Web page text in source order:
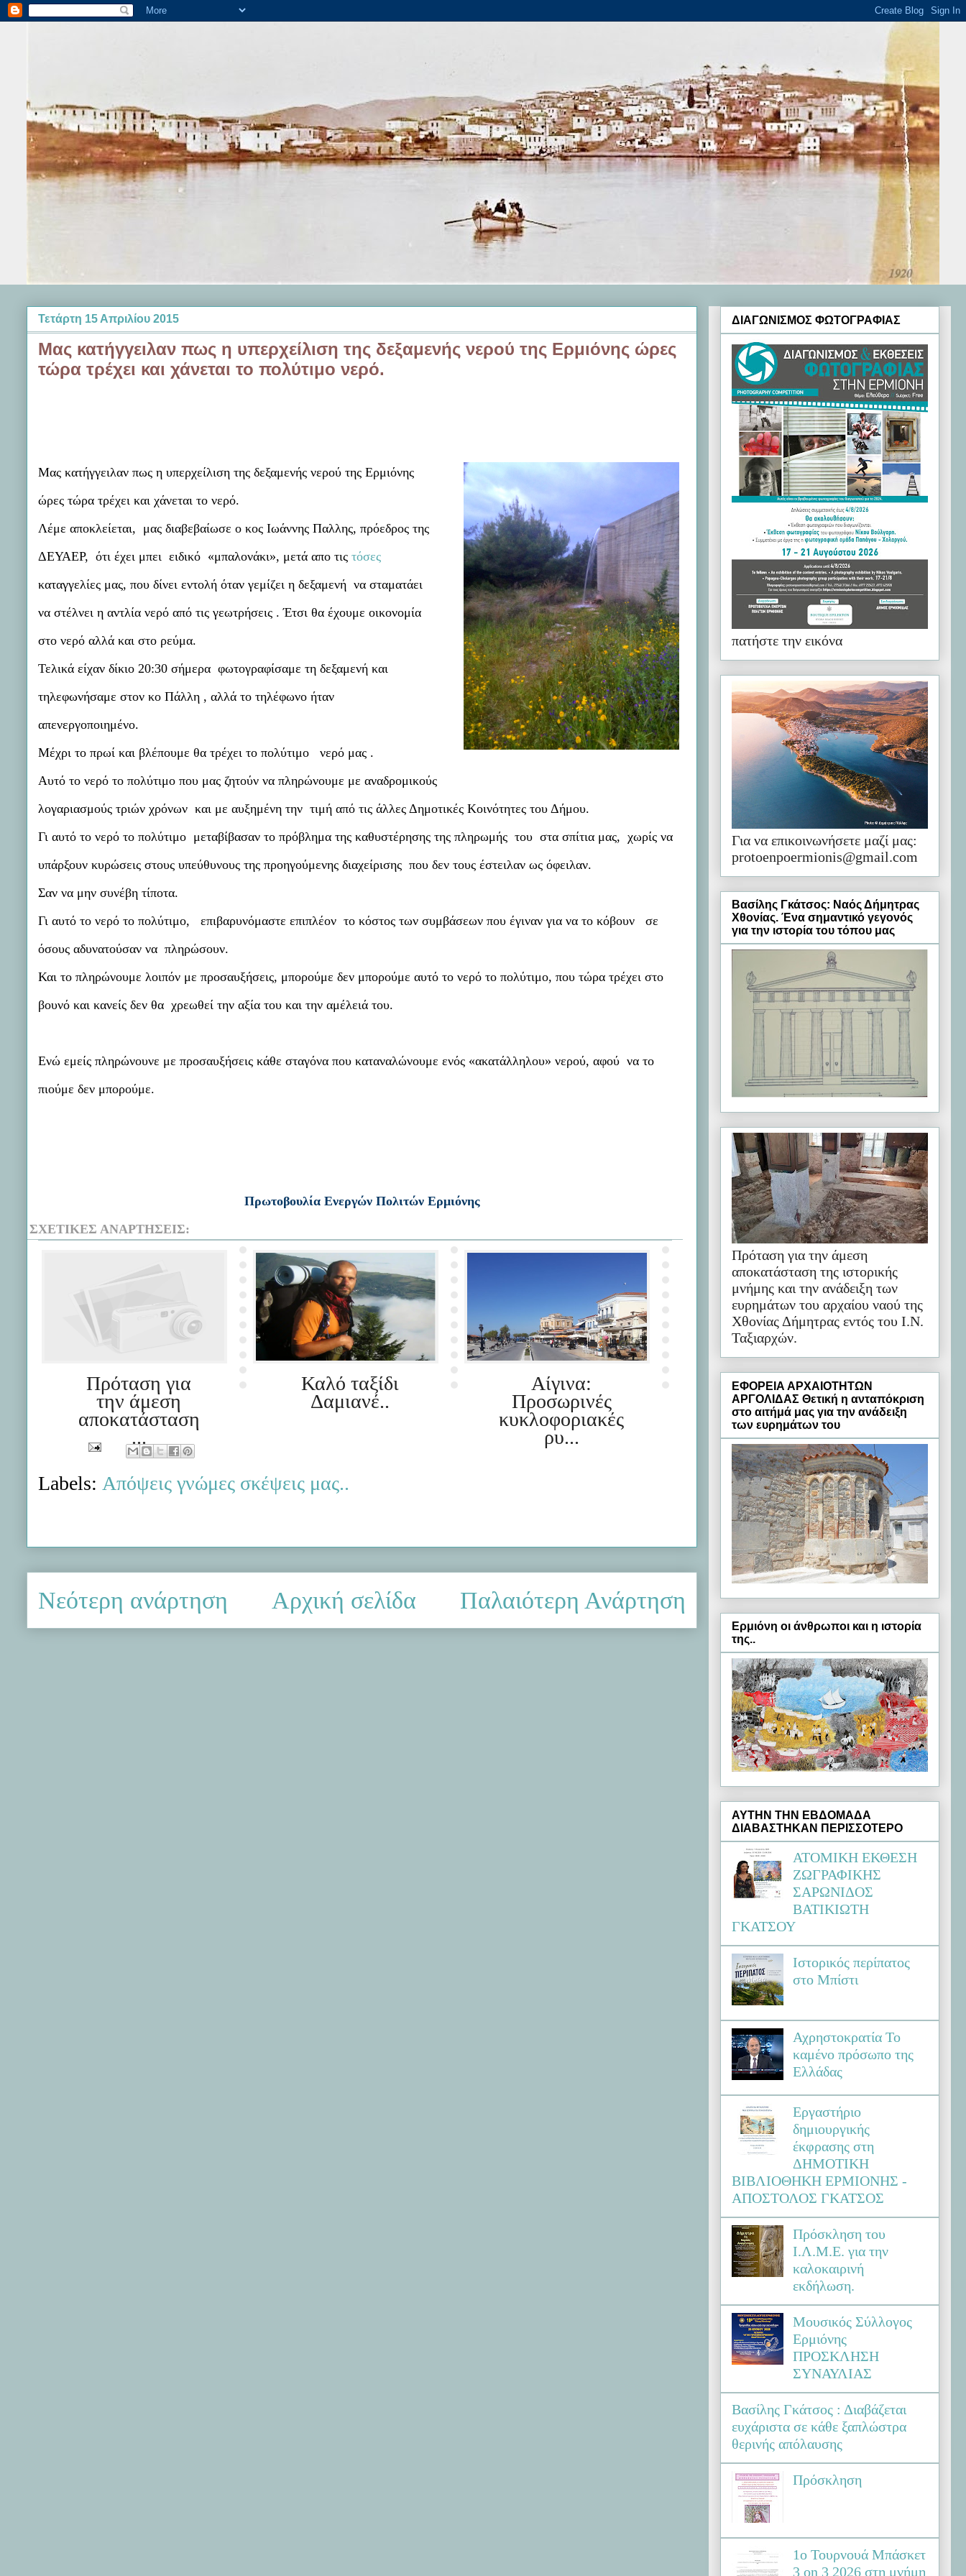
Τετάρτη 15 Απριλίου 2015
Μας κατήγγειλαν πως η υπερχείλιση της δεξαμενής νερού της Ερμιόνης ώρες
τώρα τρέχει και χάνεται το πολύτιμο νερό.
Μας κατήγγειλαν πως η υπερχείλιση της δεξαμενής νερού της Ερμιόνης
ώρες τώρα τρέχει και χάνεται το νερό.
Λέμε αποκλείεται, μας διαβεβαίωσε ο κος Ιωάννης Παλλης, πρόεδρος της
ΔΕΥΑΕΡ, ότι έχει μπει ειδικό «μπαλονάκι», μετά απο τις τόσες
καταγγελίες μας, που δίνει εντολή όταν γεμίζει η δεξαμενή να σταματάει
να στέλνει η αντλία νερό από τις γεωτρήσεις . Έτσι θα έχουμε οικονομία
στο νερό αλλά και στο ρεύμα.
Τελικά είχαν δίκιο 20:30 σήμερα φωτογραφίσαμε τη δεξαμενή και
τηλεφωνήσαμε στον κο Πάλλη , αλλά το τηλέφωνο ήταν
απενεργοποιημένο.
Μέχρι το πρωί και βλέπουμε θα τρέχει το πολύτιμο νερό μας .
Αυτό το νερό το πολύτιμο που μας ζητούν να πληρώνουμε με αναδρομικούς
λογαριασμούς τριών χρόνων και με αυξημένη την τιμή από τις άλλες Δημοτικές Κοινότητες του Δήμου.
Γι αυτό το νερό το πολύτιμο μεταβίβασαν το πρόβλημα της καθυστέρησης της πληρωμής του στα σπίτια μας, χωρίς να
υπάρξουν κυρώσεις στους υπεύθυνους της προηγούμενης διαχείρισης που δεν τους έστειλαν ως όφειλαν.
Σαν να μην συνέβη τίποτα.
Γι αυτό το νερό το πολύτιμο, επιβαρυνόμαστε επιπλέον το κόστος των συμβάσεων που έγιναν για να το κόβουν σε
όσους αδυνατούσαν να πληρώσουν.
Και το πληρώνουμε λοιπόν με προσαυξήσεις, μπορούμε δεν μπορούμε αυτό το νερό το πολύτιμο, που τώρα τρέχει στο
βουνό και κανείς δεν θα χρεωθεί την αξία του και την αμέλειά του.
Ενώ εμείς πληρώνουνε με προσαυξήσεις κάθε σταγόνα που καταναλώνουμε ενός «ακατάλληλου» νερού, αφού να το
πιούμε δεν μπορούμε.
Πρωτοβουλία Ενεργών Πολιτών Ερμιόνης
ΣΧΕΤΙΚΈΣ ΑΝΑΡΤΉΣΕΙΣ:
Πρόταση για
την άμεση
αποκατάσταση
...
Καλό ταξίδι
Δαμιανέ..
Αίγινα:
Προσωρινές
κυκλοφοριακές
ρυ...
Labels: Απόψεις γνώμες σκέψεις μας..
Νεότερη ανάρτηση Παλαιότερη Ανάρτηση
Αρχική σελίδα
ΔΙΑΓΩΝΙΣΜΟΣ ΦΩΤΟΓΡΑΦΙΑΣ
πατήστε την εικόνα
Για να επικοινωνήσετε μαζί μας:
protoenpoermionis@gmail.com
Βασίλης Γκάτσος: Ναός Δήμητρας
Χθονίας. Ένα σημαντικό γεγονός
για την ιστορία του τόπου μας
Πρόταση για την άμεση
αποκατάσταση της ιστορικής
μνήμης και την ανάδειξη των
ευρημάτων του αρχαίου ναού της
Χθονίας Δήμητρας εντός του Ι.Ν.
Ταξιαρχών.
ΕΦΟΡΕΙΑ ΑΡΧΑΙΟΤΗΤΩΝ
ΑΡΓΟΛΙΔΑΣ Θετική η ανταπόκριση
στο αιτήμά μας για την ανάδειξη
των ευρημάτων του
Ερμιόνη oι άνθρωποι και η ιστορία
της..
ΑΥΤΗΝ ΤΗΝ ΕΒΔΟΜΑΔΑ
ΔΙΑΒΑΣΤΗΚΑΝ ΠΕΡΙΣΣΟΤΕΡΟ
ΑΤΟΜΙΚΗ ΕΚΘΕΣΗ
ΖΩΓΡΑΦΙΚΗΣ
ΣΑΡΩΝΙΔΟΣ
ΒΑΤΙΚΙΩΤΗ
ΓΚΑΤΣΟΥ
Ιστορικός περίπατος
στο Μπίστι
Αχρηστοκρατία Το
καμένο πρόσωπο της
Ελλάδας
Εργαστήριο
δημιουργικής
έκφρασης στη
ΔΗΜΟΤΙΚΗ
ΒΙΒΛΙΟΘΗΚΗ ΕΡΜΙΟΝΗΣ -
ΑΠΟΣΤΟΛΟΣ ΓΚΑΤΣΟΣ
Πρόσκληση του
Ι.Λ.Μ.Ε. για την
καλοκαιρινή
εκδήλωση.
Μουσικός Σύλλογος
Ερμιόνης
ΠΡΟΣΚΛΗΣΗ
ΣΥΝΑΥΛΙΑΣ
Βασίλης Γκάτσος : Διαβάζεται
ευχάριστα σε κάθε ξαπλώστρα
θερινής απόλαυσης
Πρόσκληση
1ο Τουρνουά Μπάσκετ
3 on 3 2026 στη μνήμη